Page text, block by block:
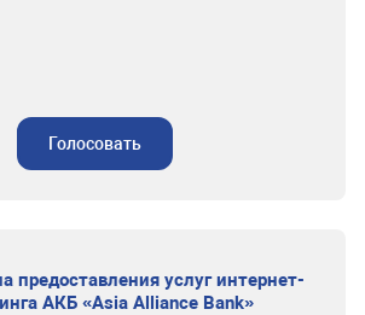
Голосовать
предоставления услуг интернет-
АКБ «Asia Alliance Bank»